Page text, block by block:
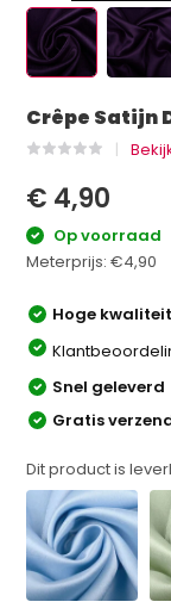
Crêpe Satijn
€ 4,90
Op voorraad
Meterprijs:€4,90
Hoge
Snel geleverd
Gratis
Dit product is